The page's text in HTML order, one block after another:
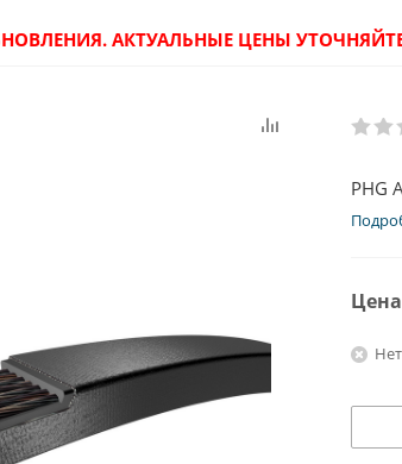
АКТУАЛЬНЫЕ ЦЕНЫ
PHG